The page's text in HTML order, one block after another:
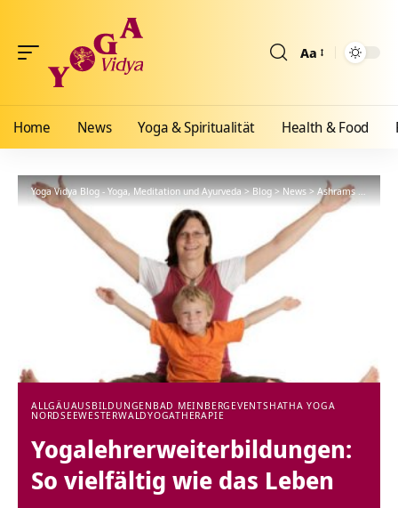
Aa
Home News Yoga & Spiritualität Health & Food
Yoga Vidya Blog - Yoga, Meditation und Ayurveda>Blog>News>Ashrams> Allgäu
ALLGÄUAUSBILDUNGEN BAD MEINBERG EVENTSHATHA YOGA
NORDSEEWESTERWALDYOGATHERAPIE
Yogalehrerweiterbildungen:
So vielfältig wie das Leben